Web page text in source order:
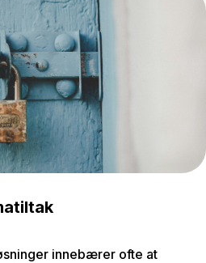
innebærer ofte at